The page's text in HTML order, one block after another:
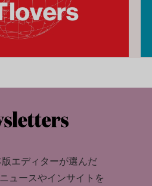
エディターが選んだ
ュースやインサイトを